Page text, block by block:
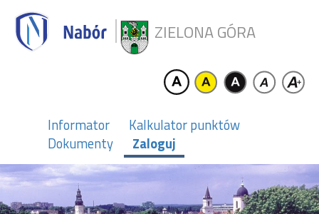
ZIELONA GÓRA
Informator
Kalkulator punktów
Dokumenty
Zaloguj